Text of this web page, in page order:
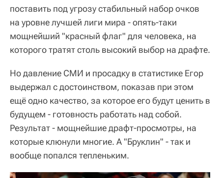
поставить под угрозу стабильный набор очков
на уровне лучшей лиги мира - опять-таки
мощнейший "красный флаг" для человека, на
которого тратят столь высокий выбор на драфте.
Но давление СМИ и просадку в статистике Егор
выдержал с достоинством, показав при этом
ещё одно качество, за которое его будут ценить в
будущем - готовность работать над собой.
Результат - мощнейшие драфт-просмотры, на
которые клюнули многие. А "Бруклин" - так и
вообще попался тепленьким.